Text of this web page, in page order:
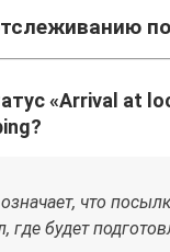
«Arrival at
что
где будет